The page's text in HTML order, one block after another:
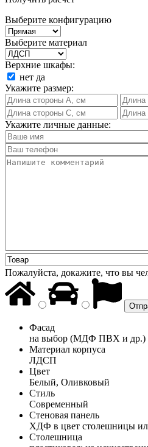
Выберите конфигурацию
Выберите материал
Верхние шкафы:
нет да
Укажите размер:
Укажите личные данные:
Пожалуйста, докажите, что вы
Фасад
на выбор (МДФ ПВХ и др.)
Материал корпуса
ЛДСП
Цвет
Белый, Оливковый
Стиль
Современный
Стеновая панель
ХДФ в цвет столешницы
Столешница